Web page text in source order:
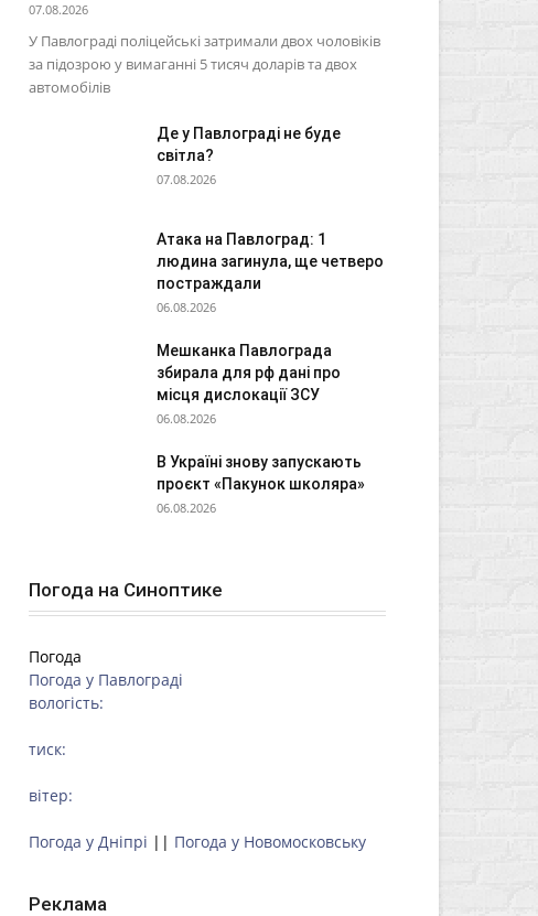
07.08.2026
У Павлограді поліцейські затримали двох чоловіків
за підозрою у вимаганні 5 тисяч доларів та двох
автомобілів
Де у Павлограді не буде
світла?
07.08.2026
Атака на Павлоград: 1
людина загинула, ще четверо
постраждали
06.08.2026
Мешканка Павлограда
збирала для рф дані про
місця дислокації ЗСУ
06.08.2026
В Україні знову запускають
проєкт «Пакунок школяра»
06.08.2026
Погода на Синоптике
Погода
Погода у Павлограді
вологість:
тиск:
вітер:
Погода у Дніпрі || Погода у Новомосковську
Реклама